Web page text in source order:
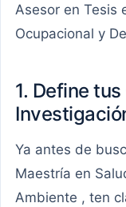
Asesor en Tesis
Ocupacional y
1. Define
Ya antes de
Maestría en
Ambiente , ten